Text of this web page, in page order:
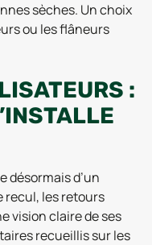
sèches. Un choix
ou les flâneurs
:
désormais d’un
recul, les retours
vision claire de ses
recueillis sur les